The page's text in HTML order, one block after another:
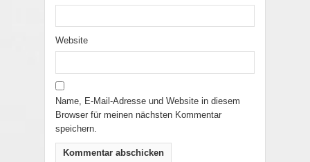
Website
Name, E-Mail-Adresse und Website in diesem
Browser für meinen nächsten Kommentar
speichern.